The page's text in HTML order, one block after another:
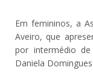
Em femininos, a
Aveiro, que
por intermédio de
Daniela